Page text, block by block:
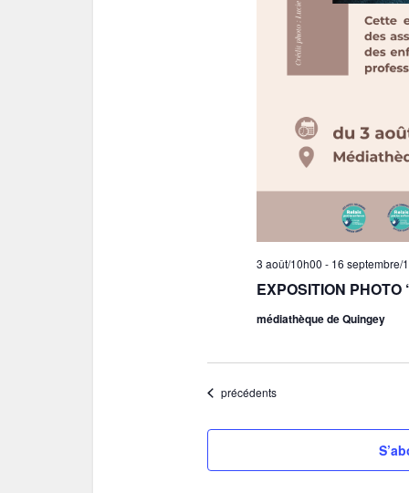
EXPOSITION PHOTO
3 août/10h00 - 16 septembre/
médiathèque de Quingey
Évènements
précédents